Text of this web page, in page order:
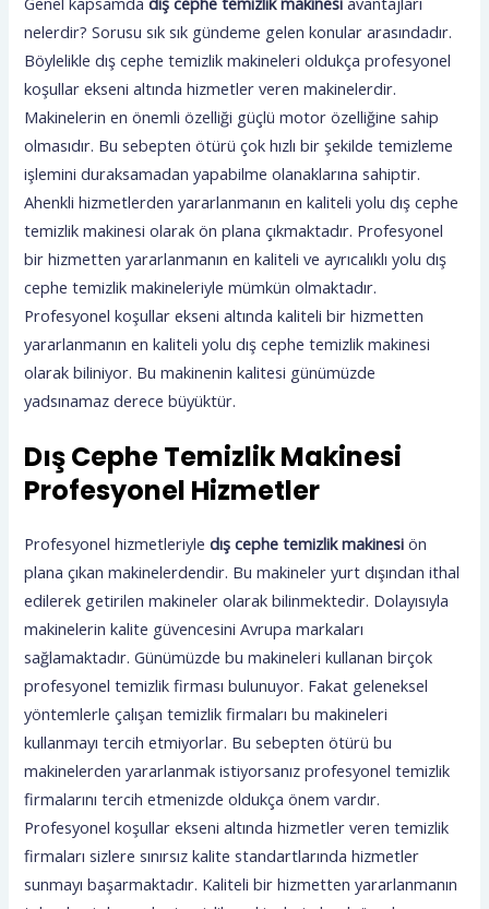
nelerdir? Sorusu sık sık gündeme gelen konular arasındadır.
Böylelikle dış cephe temizlik makineleri oldukça profesyonel
koşullar ekseni altında hizmetler veren makinelerdir.
Makinelerin en önemli özelliği güçlü motor özelliğine sahip
olmasıdır. Bu sebepten ötürü çok hızlı bir şekilde temizleme
işlemini duraksamadan yapabilme olanaklarına sahiptir.
Ahenkli hizmetlerden yararlanmanın en kaliteli yolu dış cephe
temizlik makinesi olarak ön plana çıkmaktadır. Profesyonel
bir hizmetten yararlanmanın en kaliteli ve ayrıcalıklı yolu dış
cephe temizlik makineleriyle mümkün olmaktadır.
Profesyonel koşullar ekseni altında kaliteli bir hizmetten
yararlanmanın en kaliteli yolu dış cephe temizlik makinesi
olarak biliniyor. Bu makinenin kalitesi günümüzde
yadsınamaz derece büyüktür.
Dış Cephe Temizlik Makinesi
Profesyonel Hizmetler
Profesyonel hizmetleriyledış cephe temizlik makinesi ön
plana çıkan makinelerdendir. Bu makineler yurt dışından ithal
edilerek getirilen makineler olarak bilinmektedir. Dolayısıyla
makinelerin kalite güvencesini Avrupa markaları
sağlamaktadır. Günümüzde bu makineleri kullanan birçok
profesyonel temizlik firması bulunuyor. Fakat geleneksel
yöntemlerle çalışan temizlik firmaları bu makineleri
kullanmayı tercih etmiyorlar. Bu sebepten ötürü bu
makinelerden yararlanmak istiyorsanız profesyonel temizlik
firmalarını tercih etmenizde oldukça önem vardır.
Profesyonel koşullar ekseni altında hizmetler veren temizlik
firmaları sizlere sınırsız kalite standartlarında hizmetler
sunmayı başarmaktadır. Kaliteli bir hizmetten yararlanmanın